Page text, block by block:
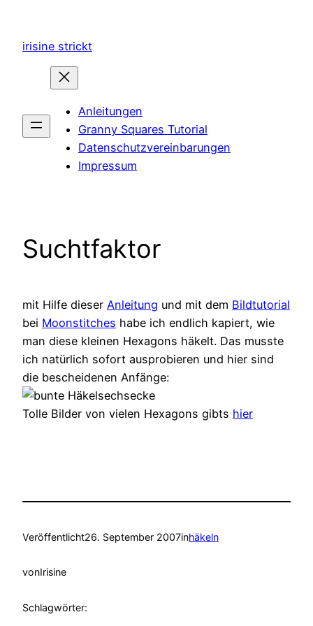
springen
irisine strickt
Anleitungen
Granny Squares Tutorial
Datenschutzvereinbarungen
Impressum
Suchtfaktor
mit Hilfe dieser Anleitung und mit dem Bildtutorial
bei Moonstitches habe ich endlich kapiert, wie
man diese kleinen Hexagons häkelt. Das musste
ich natürlich sofort ausprobieren und hier sind
die bescheidenen Anfänge:
Tolle Bilder von vielen Hexagons gibts hier
Veröffentlicht26. September 2007inhäkeln
vonIrisine
Schlagwörter: